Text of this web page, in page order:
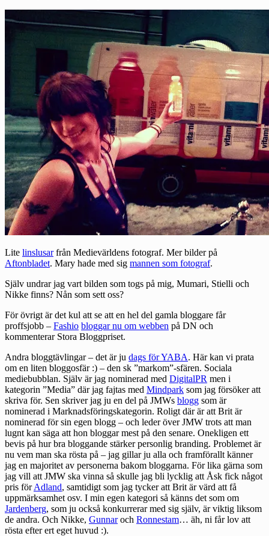
Lite linslusarfrån Medievärldens fotograf. Mer bilder på
Aftonbladet. Mary hade med sig mannen som fotograf.
Själv undrar jag vart bilden som togs på mig, Mumari, Stielli och
Nikke finns? Nån som sett oss?
För övrigt är det kul att se att en hel del gamla bloggare får
proffsjobb – Fashio bloggar nu om webben på DN och
kommenterar Stora Bloggpriset.
Andra bloggtävlingar – det är ju dags för YABA. Här kan vi prata
om en liten bloggosfär :) – den sk ”markom”-sfären. Sociala
mediebubblan. Själv är jag nominerad med DigitalPR men i
kategorin ”Media” där jag fajtas med Mindpark som jag försöker att
skriva för. Sen skriver jag ju en del på JMWs blogg som är
nominerad i Marknadsföringskategorin. Roligt där är att Brit är
nominerad för sin egen blogg – och leder över JMW trots att man
lugnt kan säga att hon bloggar mest på den senare. Onekligen ett
bevis på hur bra bloggande stärker personlig branding. Problemet är
nu vem man ska rösta på – jag gillar ju alla och framförallt känner
jag en majoritet av personerna bakom bloggarna. För lika gärna som
jag vill att JMW ska vinna så skulle jag bli lycklig att Åsk fick något
pris förAdland, samtidigt som jag tycker att Brit är värd att få
uppmärksamhet osv. I min egen kategori så känns det som om
Jardenberg, som ju också konkurrerar med sig själv, är viktig liksom
de andra. Och Nikke, Gunnaroch Ronnestam… äh, ni får lov att
rösta efter ert eget huvud :).